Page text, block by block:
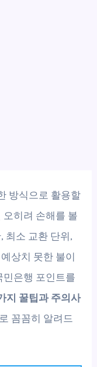
방식으로 활용할
히려 손해를 볼
최소 교환 단위,
상치 못한 불이
민은행 포인트를
지 꿀팁과 주의사
꼼꼼히 알려드